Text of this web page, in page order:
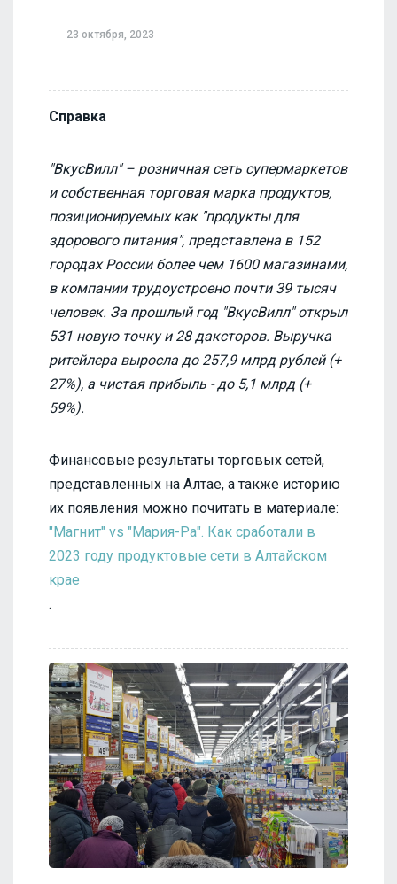
23 октября, 2023
Справка
"ВкусВилл" – розничная сеть супермаркетов
и собственная торговая марка продуктов,
позиционируемых как "продукты для
здорового питания", представлена в 152
городах России более чем 1600 магазинами,
в компании трудоустроено почти 39 тысяч
человек. За прошлый год "ВкусВилл" открыл
531 новую точку и 28 даксторов. Выручка
ритейлера выросла до 257,9 млрд рублей (+
27%), а чистая прибыль - до 5,1 млрд (+
59%).
Финансовые результаты торговых сетей,
представленных на Алтае, а также историю
их появления можно почитать в материале:
"Магнит" vs "Мария-Ра". Как сработали в
2023 году продуктовые сети в Алтайском
крае
.